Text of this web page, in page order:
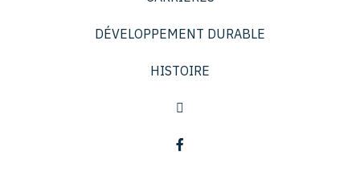
DÉVELOPPEMENT DURABLE
HISTOIRE